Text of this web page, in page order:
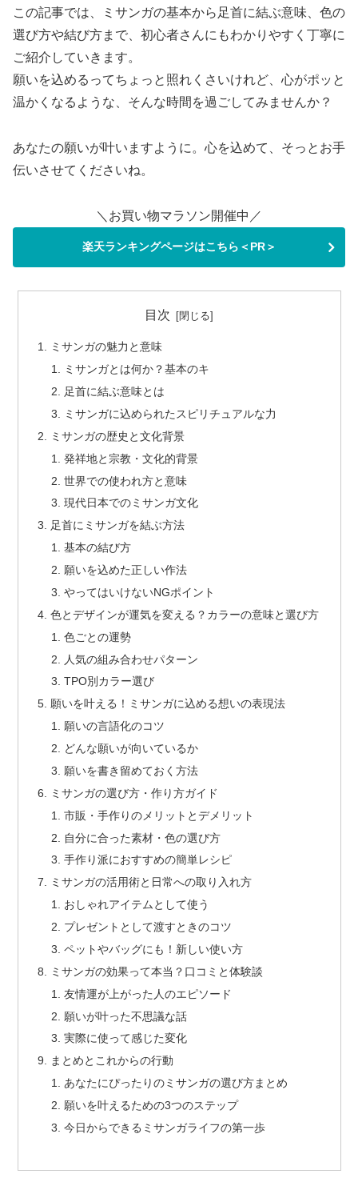
この記事では、ミサンガの基本から足首に結ぶ意味、色の
選び方や結び方まで、初心者さんにもわかりやすく丁寧に
ご紹介していきます。
願いを込めるってちょっと照れくさいけれど、心がポッと
温かくなるような、そんな時間を過ごしてみませんか？
あなたの願いが叶いますように。心を込めて、そっとお手
伝いさせてくださいね。
＼お買い物マラソン開催中／
楽天ランキングページはこちら＜PR＞
目次
ミサンガの魅力と意味
ミサンガとは何か？基本のキ
足首に結ぶ意味とは
ミサンガに込められたスピリチュアルな力
ミサンガの歴史と文化背景
発祥地と宗教・文化的背景
世界での使われ方と意味
現代日本でのミサンガ文化
足首にミサンガを結ぶ方法
基本の結び方
願いを込めた正しい作法
やってはいけないNGポイント
色とデザインが運気を変える？カラーの意味と選び方
色ごとの運勢
人気の組み合わせパターン
TPO別カラー選び
願いを叶える！ミサンガに込める想いの表現法
願いの言語化のコツ
どんな願いが向いているか
願いを書き留めておく方法
ミサンガの選び方・作り方ガイド
市販・手作りのメリットとデメリット
自分に合った素材・色の選び方
手作り派におすすめの簡単レシピ
ミサンガの活用術と日常への取り入れ方
おしゃれアイテムとして使う
プレゼントとして渡すときのコツ
ペットやバッグにも！新しい使い方
ミサンガの効果って本当？口コミと体験談
友情運が上がった人のエピソード
願いが叶った不思議な話
実際に使って感じた変化
まとめとこれからの行動
あなたにぴったりのミサンガの選び方まとめ
願いを叶えるための3つのステップ
今日からできるミサンガライフの第一歩